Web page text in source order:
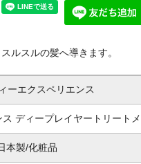
ルスルの髪へ導きます。
ーエクスペリエンス
ディープレイヤートリート
本製/化粧品